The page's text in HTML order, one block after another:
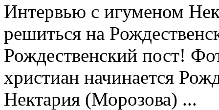
Интервью с игуменом
решиться на
Рождественский пост!
христиан начинается
Нектария (Морозова) ...